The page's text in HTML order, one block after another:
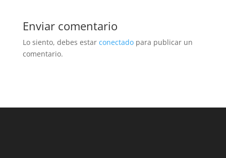
Enviar comentario
Lo siento, debes estar conectadopara publicar un
comentario.